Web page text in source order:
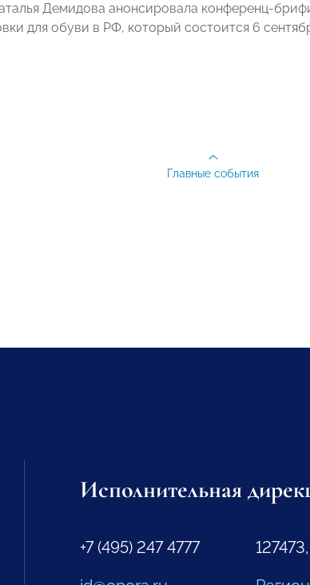
Демидова анонсировала конференц-
для обуви в РФ, который состоится 6
Главные события
Исполнительная
+7 (495) 247 4777